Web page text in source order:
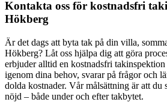
Kontakta oss för kostnadsfri
Hökberg
Är det dags att byta tak på din villa,
Hökberg? Låt oss hjälpa dig att göra
erbjuder alltid en kostnadsfri
igenom dina behov, svarar på frågor och
dolda kostnader. Vår målsättning är att du
nöjd – både under och efter takbytet.